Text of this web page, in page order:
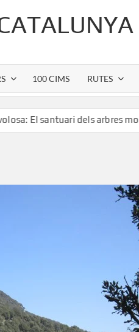
100 CIMS RUTES
dels arbres monumentals